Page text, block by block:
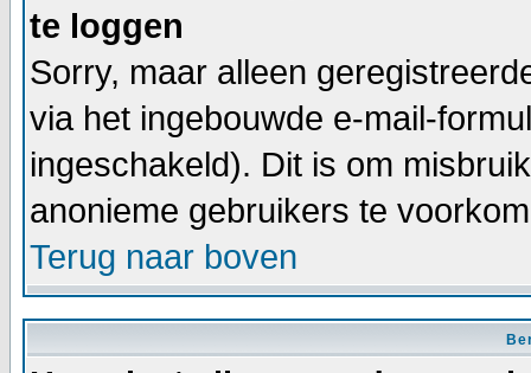
te loggen
Sorry, maar alleen
via het ingebouwde e-mail-
ingeschakeld). Dit is om
anonieme gebruikers te
Terug naar boven